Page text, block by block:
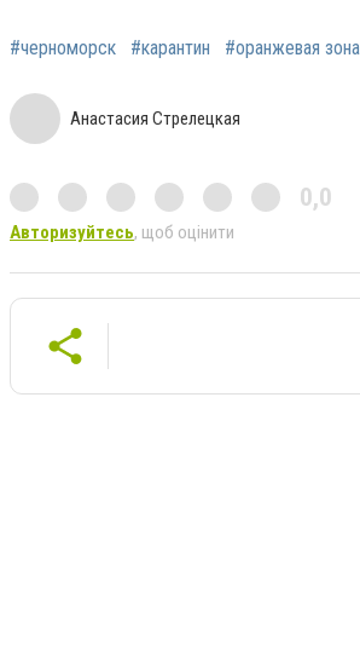
#черноморск #карантин #оранжевая зона
Анастасия Стрелецкая
0,0
Авторизуйтесь, щоб оцінити